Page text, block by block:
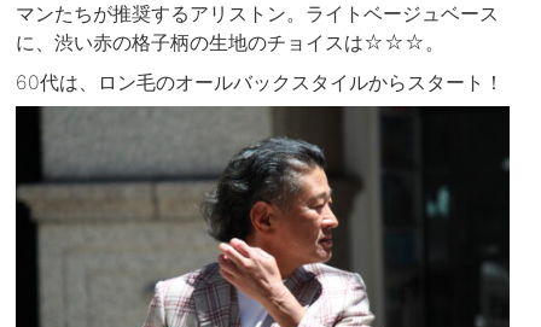
マンたちが推奨するアリストン。ライトベージュベース
に、渋い赤の格子柄の生地のチョイスは☆☆☆。
60代は、ロン毛のオールバックスタイルからスタート！